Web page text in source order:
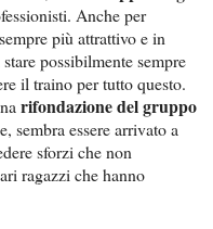
Anche per
più attrattivo e in
possibilmente sempre
il traino per tutto questo.
rifondazione del gruppo
sembra essere arrivato a
sforzi che non
ragazzi che hanno